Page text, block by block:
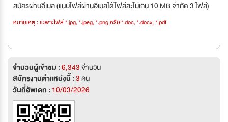
สมัครผ่านอีเมล (แนบไฟล์ผ่านอีเมลได้ไฟล์ละไม่เกิน 10 MB จำกัด 3 ไฟล์)
หมายเหตุ : เฉพาะไฟล์ *.jpg, *.jpeg, *.png หรือ *.doc, *.docx, *.pdf
จำนวนผู้เข้าชม :6,343จำนวน
สมัครงานตำแหน่งนี้ :3คน
วันที่อัพเดท : 10/03/2026